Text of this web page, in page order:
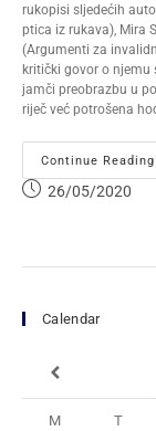
rukopisi sljedećih
ptica iz rukava), Mira
(Argumenti za
kritički govor o
jamči preobrazbu u
riječ već potrošena
Continue Reading
26/05/2020
Calendar
M T